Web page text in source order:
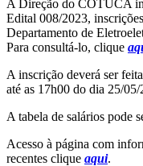
A Direção do COTUCA
Edital 008/2023,
Departamento de
Para consultá-lo, clique
A inscrição deverá ser
até as 17h00 do dia 25/
A tabela de salários pode
Acesso à página com
recentes clique aqui.